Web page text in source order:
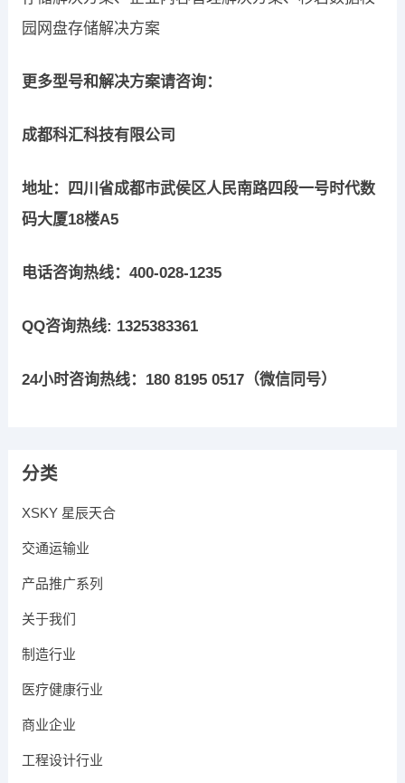
园网盘存储解决方案
更多型号和解决方案请咨询：
成都科汇科技有限公司
地址：四川省成都市武侯区人民南路四段一号时代数
码大厦18楼A5
电话咨询热线：400-028-1235
QQ咨询热线: 1325383361
24小时咨询热线：180 8195 0517（微信同号）
分类
XSKY 星辰天合
交通运输业
产品推广系列
关于我们
制造行业
医疗健康行业
商业企业
工程设计行业